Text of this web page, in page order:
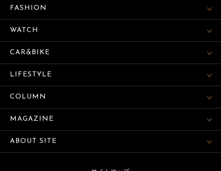
FASHION
WATCH
CAR&BIKE
LIFESTYLE
COLUMN
MAGAZINE
ABOUT SITE